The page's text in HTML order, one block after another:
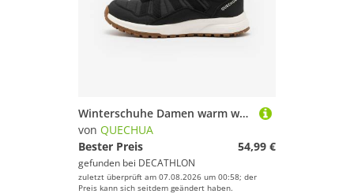
Winterschuhe Damen warm wasserdicht Winterwandern - NH500 schwarz
von QUECHUA
Bester Preis
54,99 €
gefunden bei DECATHLON
zuletzt überprüft am 07.08.2026 um 00:58; der
Preis kann sich seitdem geändert haben.